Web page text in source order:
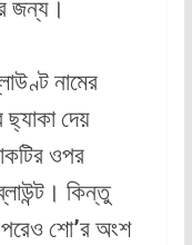
জন্য।
নামের
দেয়
ওপর
কিন্তু
শো’র অংশ